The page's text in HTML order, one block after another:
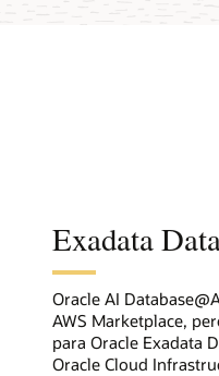
Exadata
Oracle AI
AWS Marketplace,
para Oracle Exadata
Oracle Cloud